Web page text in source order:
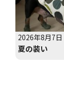
2026年8月7日
夏の装い